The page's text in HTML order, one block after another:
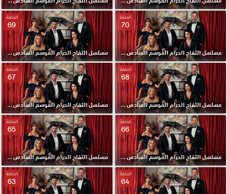
الحلقة
70
مسلسل التفاح الحرام الموسم السادس مدبلج الحلقة 70 HD
الحلقة
69
مسلسل التفاح الحرام الموسم السادس مدبلج الحلقة 69 HD
الحلقة
68
مسلسل التفاح الحرام الموسم السادس مدبلج الحلقة 68 HD
الحلقة
67
مسلسل التفاح الحرام الموسم السادس مدبلج الحلقة 67 HD
الحلقة
66
مسلسل التفاح الحرام الموسم السادس مدبلج الحلقة 66 HD
الحلقة
65
مسلسل التفاح الحرام الموسم السادس مدبلج الحلقة 65 HD
الحلقة
64
الحلقة
63